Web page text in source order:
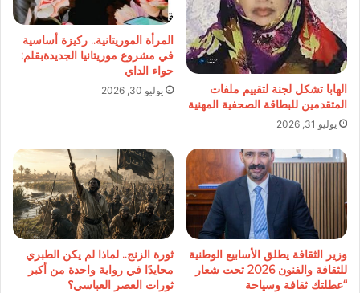
الهابا تشكل لجنة لتقييم ملفات
المتقدمين للبطاقة الصحفية المهنية
يوليو 31, 2026
المرأة الموريتانية.. ركيزة أساسية
في مشروع موريتانيا الجديدةبقلم:
حواء الداي
يوليو 30, 2026
وزير الثقافة يطلق الأسابيع الوطنية
للثقافة والفنون 2026 تحت شعار
“عطلتك ثقافة وسياحة
ثورة الزنج.. لماذا لم يكن الطبري
محايدًا في رواية واحدة من أكبر
ثورات العصر العباسي؟